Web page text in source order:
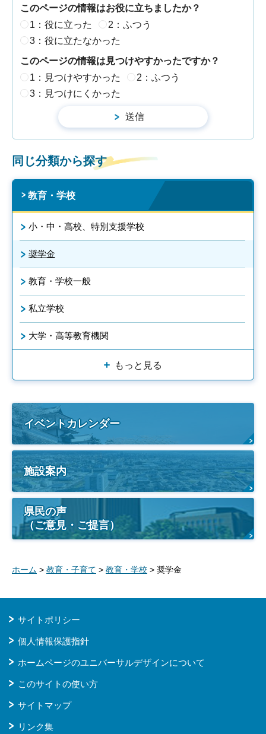
このページの情報はお役に立ちましたか？
1：役に立った
2：ふつう
3：役に立たなかった
このページの情報は見つけやすかったですか？
1：見つけやすかった
2：ふつう
3：見つけにくかった
同じ分類から探す
教育・学校
小・中・高校、特別支援学校
奨学金
教育・学校一般
私立学校
大学・高等教育機関
もっと見る
イベントカレンダー
施設案内
県民の声
（ご意見・ご提言）
ホーム > 教育・子育て > 教育・学校 > 奨学金
サイトポリシー
個人情報保護指針
ホームページのユニバーサルデザインについて
このサイトの使い方
サイトマップ
リンク集